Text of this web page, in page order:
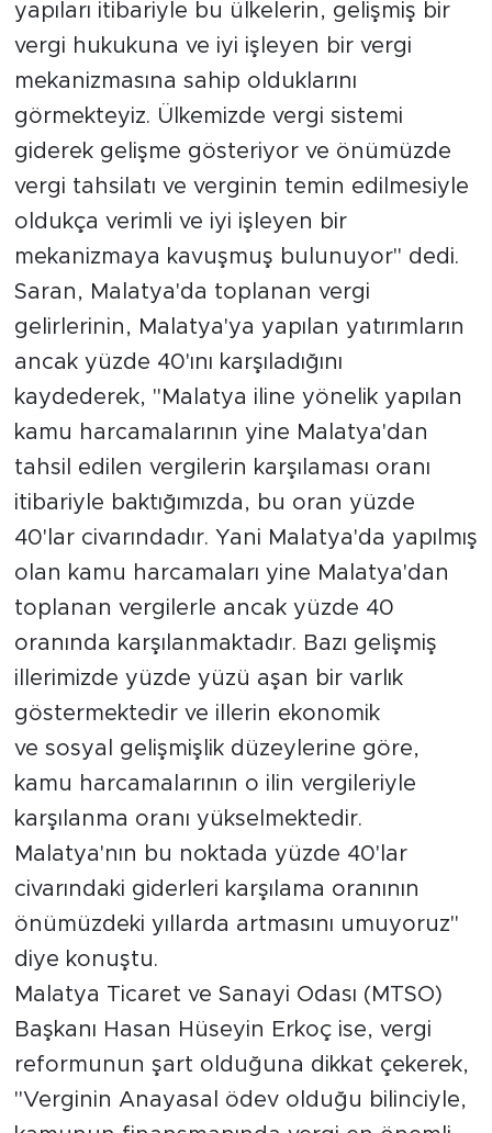
yapıları itibariyle bu ülkelerin, gelişmiş bir
vergi hukukuna ve iyi işleyen bir vergi
mekanizmasına sahip olduklarını
görmekteyiz. Ülkemizde vergi sistemi
giderek gelişme gösteriyor ve önümüzde
vergi tahsilatı ve verginin temin edilmesiyle
oldukça verimli ve iyi işleyen bir
mekanizmaya kavuşmuş bulunuyor" dedi.
Saran, Malatya'da toplanan vergi
gelirlerinin, Malatya'ya yapılan yatırımların
ancak yüzde 40'ını karşıladığını
kaydederek, "Malatya iline yönelik yapılan
kamu harcamalarının yine Malatya'dan
tahsil edilen vergilerin karşılaması oranı
itibariyle baktığımızda, bu oran yüzde
40'lar civarındadır. Yani Malatya'da yapılmış
olan kamu harcamaları yine Malatya'dan
toplanan vergilerle ancak yüzde 40
oranında karşılanmaktadır. Bazı gelişmiş
illerimizde yüzde yüzü aşan bir varlık
göstermektedir ve illerin ekonomik
ve sosyal gelişmişlik düzeylerine göre,
kamu harcamalarının o ilin vergileriyle
karşılanma oranı yükselmektedir.
Malatya'nın bu noktada yüzde 40'lar
civarındaki giderleri karşılama oranının
önümüzdeki yıllarda artmasını umuyoruz"
diye konuştu.
Malatya Ticaret ve Sanayi Odası (MTSO)
Başkanı Hasan Hüseyin Erkoç ise, vergi
reformunun şart olduğuna dikkat çekerek,
"Verginin Anayasal ödev olduğu bilinciyle,